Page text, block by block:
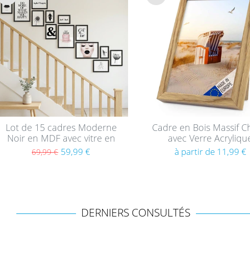
List
e de
sou
Lot de 15 cadres Moderne
Noir en MDF avec vitre en
acrylique
69,99 € 59,99 €
List
Cadre en Bois Massif
avec Verre
à partir de 11,99 €
DERNIERS CONSULTÉS